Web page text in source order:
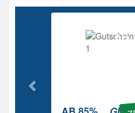
Ab
Vorherige